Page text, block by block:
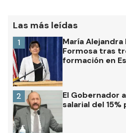
Las más leídas
María
Formosa tras
formación en
1
El Gobernador
salarial del
2